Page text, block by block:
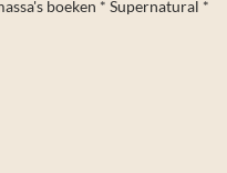
boeken * Supernatural *